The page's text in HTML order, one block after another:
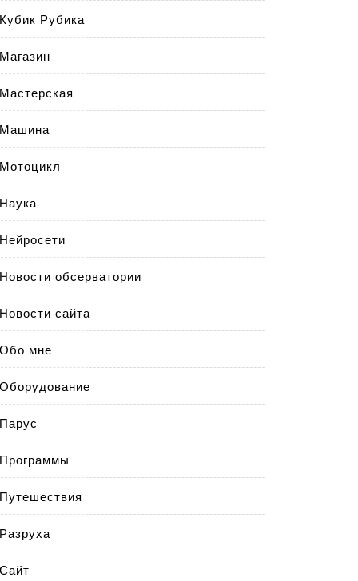
Кубик Рубика
Магазин
Мастерская
Машина
Мотоцикл
Наука
Нейросети
Новости обсерватории
Новости сайта
Обо мне
Оборудование
Парус
Программы
Путешествия
Разруха
Сайт